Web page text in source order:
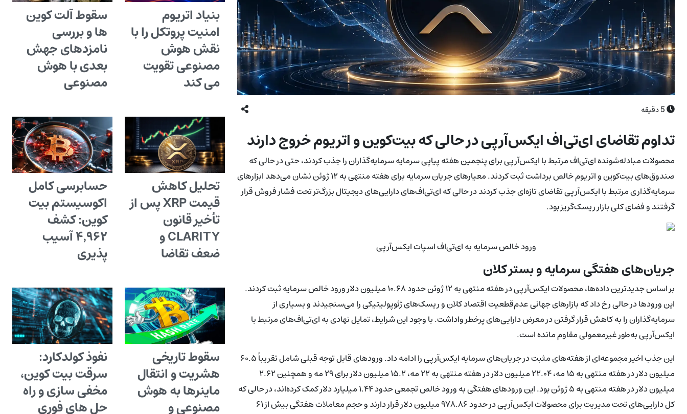
5دقیقه
تداوم تقاضای ای‌تی‌اف ایکس‌آرپی در حالی که بیت‌کوین و اتریوم خروج دارند
محصولات مبادله‌شونده ای‌تی‌اف مرتبط با ایکس‌آرپی برای پنجمین هفته پیاپی سرمایه سرمایه‌گذاران را جذب کردند، حتی در حالی که
صندوق‌های بیت‌کوین و اتریوم خالص برداشت ثبت کردند. معیارهای جریان سرمایه برای هفته منتهی به ۱۲ ژوئن نشان می‌دهد ابزارهای
سرمایه‌گذاری مرتبط با ایکس‌آرپی تقاضای تازه‌ای جذب کردند در حالی که ای‌تی‌اف‌های دارایی‌های دیجیتال بزرگ‌تر تحت فشار فروش قرار
گرفتند و فضای کلی بازار ریسک‌گریز بود.
ورود خالص سرمایه به ای‌تی‌اف اسپات ایکس‌آرپی
جریان‌های هفتگی سرمایه و بستر کلان
بر اساس جدیدترین داده‌ها، محصولات ایکس‌آرپی در هفته منتهی به ۱۲ ژوئن حدود ۱۰.۶۸ میلیون دلار ورود خالص سرمایه ثبت کردند.
این ورودها در حالی رخ داد که بازارهای جهانی عدم‌قطعیت اقتصاد کلان و ریسک‌های ژئوپولیتیکی را می‌سنجیدند و بسیاری از
سرمایه‌گذاران را به کاهش قرار گرفتن در معرض دارایی‌های پرخطر واداشت. با وجود این شرایط، تمایل نهادی به ای‌تی‌اف‌های مرتبط با
ایکس‌آرپی به‌طور غیرمعمولی مقاوم مانده است.
این جذب اخیر مجموعه‌ای از هفته‌های مثبت در جریان‌های سرمایه ایکس‌آرپی را ادامه داد. ورودهای قابل توجه قبلی شامل تقریباً ۶۰.۵
میلیون دلار در هفته منتهی به ۱۵ مه، ۲۲.۰۴ میلیون دلار در هفته منتهی به ۲۲ مه، ۱۵.۲ میلیون دلار برای ۲۹ مه و همچنین ۲.۶۲
میلیون دلار در هفته منتهی به ۵ ژوئن بود. این ورودهای هفتگی به ورود خالص تجمعی حدود ۱.۴۴ میلیارد دلار کمک کرده‌اند، در حالی که
کل دارایی‌های تحت مدیریت برای محصولات ایکس‌آرپی در حدود ۹۷۸.۸۶ میلیون دلار قرار دارند و حجم معاملات هفتگی بیش از ۶۱
بنیاد اتریوم
امنیت پروتکل را با
نقش هوش
مصنوعی تقویت
می کند
سقوط آلت کوین
ها و بررسی
نامزدهای جهش
بعدی با هوش
مصنوعی
تحلیل کاهش
قیمت XRP پس از
تأخیر قانون
CLARITY و
ضعف تقاضا
حسابرسی کامل
اکوسیستم بیت
کوین: کشف
۴٬۹۶۲ آسیب
پذیری
سقوط تاریخی
هشریت و انتقال
ماینرها به هوش
مصنوعی و
نفوذ کولدکارد:
سرقت بیت کوین،
مخفی سازی و راه
حل های فوری